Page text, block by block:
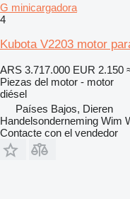
G minicargadora
4
Kubota V2203 motor
ARS 3.717.000 EUR 2.150
Piezas del motor - motor
diésel
Países Bajos, Dieren
Handelsonderneming Wim
Contacte con el vendedor